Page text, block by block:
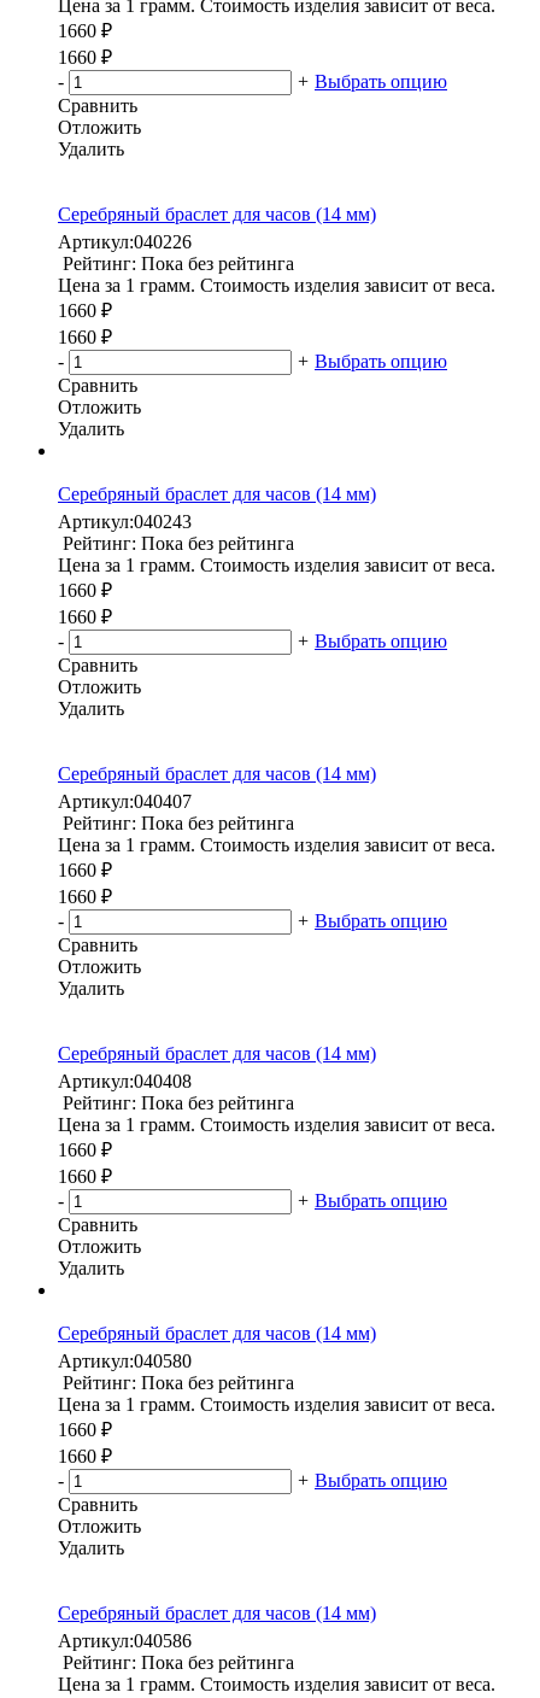
Цена за 1 грамм. Стоимость изделия зависит от веса.
1660 ₽
1660 ₽
-
+ Выбрать опцию
Сравнить
Отложить
Удалить
Серебряный браслет для часов (14 мм)
Артикул:040226
Рейтинг: Пока без рейтинга
Цена за 1 грамм. Стоимость изделия зависит от веса.
1660 ₽
1660 ₽
-
+ Выбрать опцию
Сравнить
Отложить
Удалить
Серебряный браслет для часов (14 мм)
Артикул:040243
Рейтинг: Пока без рейтинга
Цена за 1 грамм. Стоимость изделия зависит от веса.
1660 ₽
1660 ₽
-
+ Выбрать опцию
Сравнить
Отложить
Удалить
Серебряный браслет для часов (14 мм)
Артикул:040407
Рейтинг: Пока без рейтинга
Цена за 1 грамм. Стоимость изделия зависит от веса.
1660 ₽
1660 ₽
-
+ Выбрать опцию
Сравнить
Отложить
Удалить
Серебряный браслет для часов (14 мм)
Артикул:040408
Рейтинг: Пока без рейтинга
Цена за 1 грамм. Стоимость изделия зависит от веса.
1660 ₽
1660 ₽
-
+ Выбрать опцию
Сравнить
Отложить
Удалить
Серебряный браслет для часов (14 мм)
Артикул:040580
Рейтинг: Пока без рейтинга
Цена за 1 грамм. Стоимость изделия зависит от веса.
1660 ₽
1660 ₽
-
+ Выбрать опцию
Сравнить
Отложить
Удалить
Серебряный браслет для часов (14 мм)
Артикул:040586
Рейтинг: Пока без рейтинга
Цена за 1 грамм. Стоимость изделия зависит от веса.